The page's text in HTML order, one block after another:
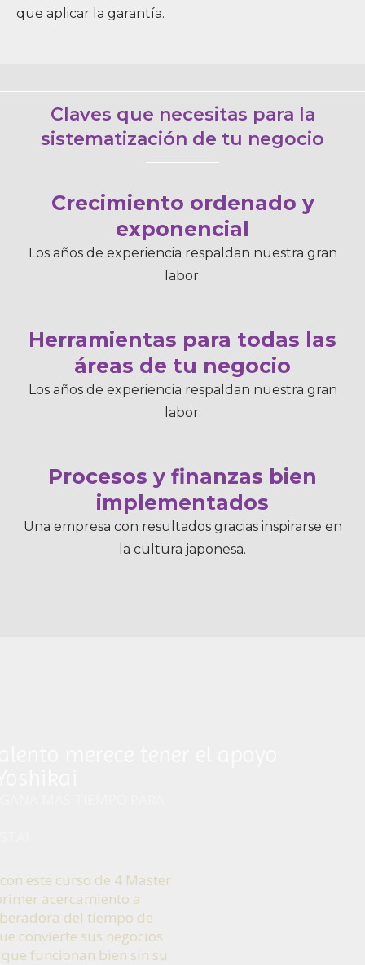
que aplicar la garantía.
Claves que necesitas para la
sistematización de tu negocio
Crecimiento ordenado y
exponencial
Los años de experiencia respaldan nuestra gran
labor.
Herramientas para todas las
áreas de tu negocio
Los años de experiencia respaldan nuestra gran
labor.
Procesos y finanzas bien
implementados
Una empresa con resultados gracias inspirarse en
la cultura japonesa.
paso a paso con este curso de 4 Master
para tener un primer acercamiento a
metodología liberadora del tiempo de
de negocio, y que convierte sus negocios
rentables que funcionan bien sin su